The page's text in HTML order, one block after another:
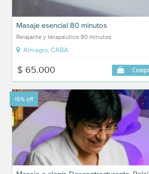
Masaje esencial 80 minutos
Relajante y terapéutico 80 minutos
Almagro, CABA
$ 65.000
15% off